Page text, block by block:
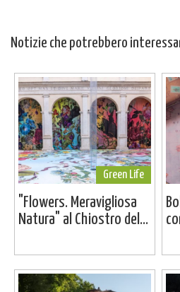
Notizie che potrebbero
Green Life
"Flowers. Meravigliosa
Natura" al Chiostro del...